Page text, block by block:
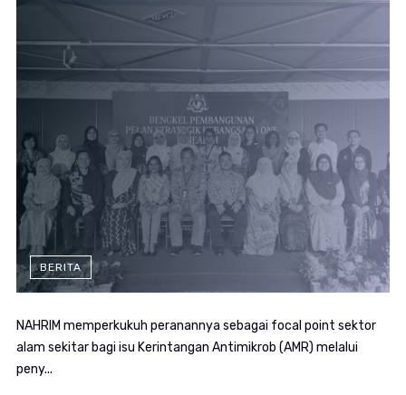
BERITA
NAHRIM memperkukuh peranannya sebagai focal point sektor
alam sekitar bagi isu Kerintangan Antimikrob (AMR) melalui
peny...